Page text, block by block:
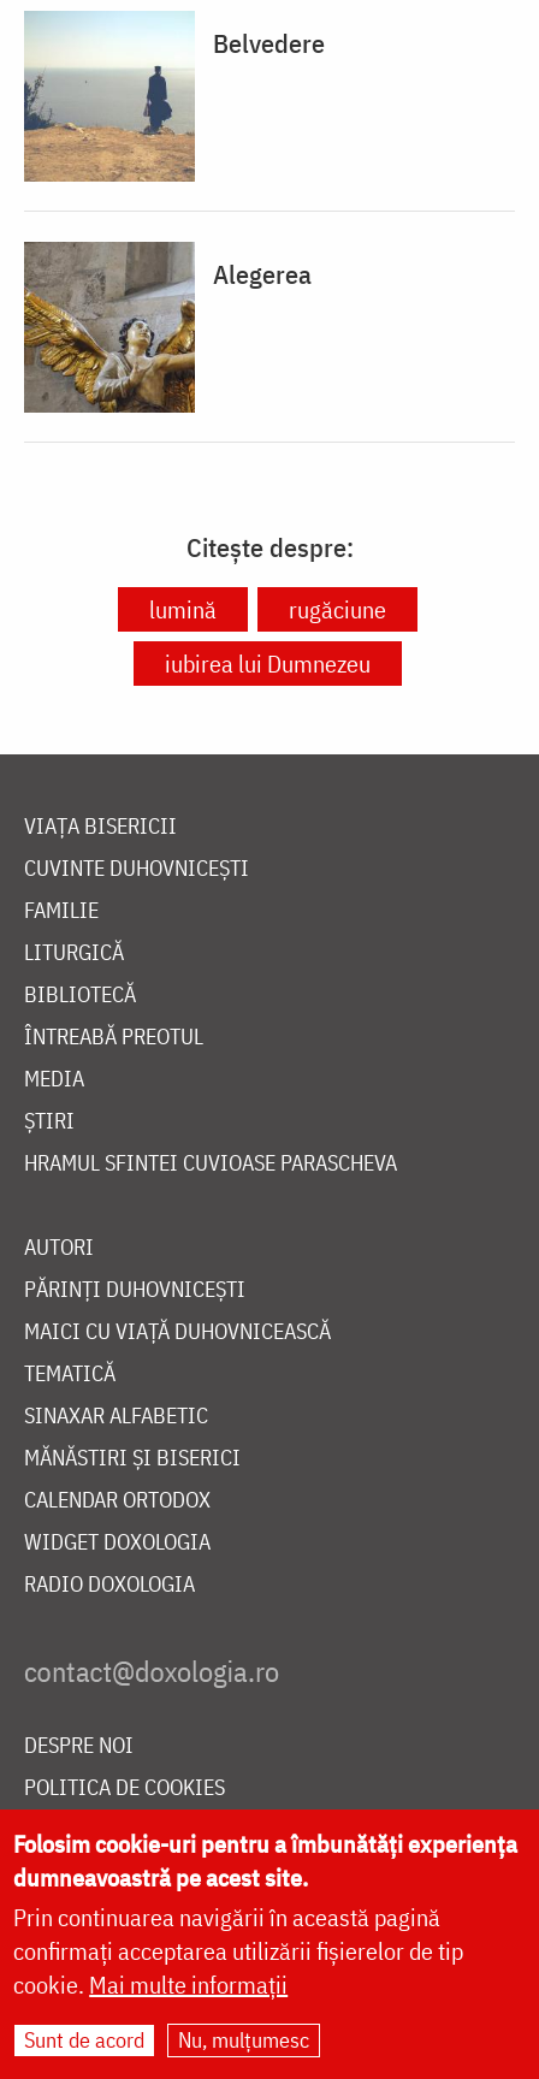
Belvedere
Alegerea
Citește despre:
lumină
rugăciune
iubirea lui Dumnezeu
VIAȚA BISERICII
CUVINTE DUHOVNICEȘTI
FAMILIE
LITURGICĂ
BIBLIOTECĂ
ÎNTREABĂ PREOTUL
MEDIA
ȘTIRI
HRAMUL SFINTEI CUVIOASE PARASCHEVA
AUTORI
PĂRINȚI DUHOVNICEȘTI
MAICI CU VIAȚĂ DUHOVNICEASCĂ
TEMATICĂ
SINAXAR ALFABETIC
MĂNĂSTIRI ȘI BISERICI
CALENDAR ORTODOX
WIDGET DOXOLOGIA
RADIO DOXOLOGIA
DESPRE NOI
POLITICA DE COOKIES
DONEAZĂ ONLINE PENTRU CATEDRALA NAȚIONALĂ
LIVE
Site dezvoltat deDOXOLOGIA MEDIA
Arhiepiscopia Iașilor | ©
Folosim cookie-uri pentru a îmbunătăți experiența
dumneavoastră pe acest site.
Prin continuarea navigării în această pagină
confirmați acceptarea utilizării fișierelor de tip
cookie. Mai multe informații
Sunt de acord Nu, mulțumesc